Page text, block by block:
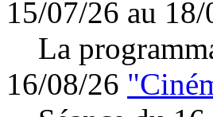
15/07/26 au
La
16/08/26